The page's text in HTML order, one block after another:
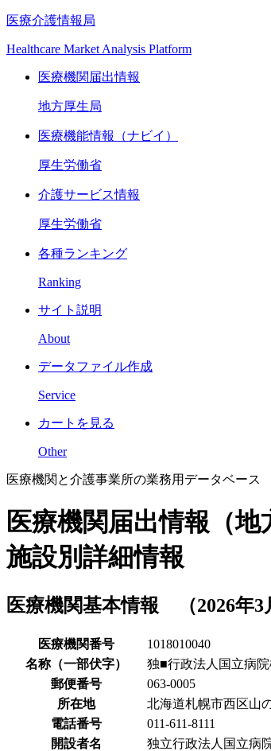
医療介護情報局
Healthcare Market Analysis Platform
医療機関届出情報
地方厚生局
医療機能情報（ナビイ）
厚生労働省
介護サービス情報
厚生労働省
各種ランキング
Ranking
サイト説明
About
データファイル作成
Service
カートを見る
Other
医療機関と介護事業所の業務用データベース
医療機関届出情報（地
施設別詳細情報
医療機関基本情報 （2026年3
医療機関番号
1018010040
名称（一部伏字）
独■行政法人国立病
郵便番号
063-0005
所在地
北海道札幌市西区山
電話番号
011-611-8111
開設者名
独立行政法人国立